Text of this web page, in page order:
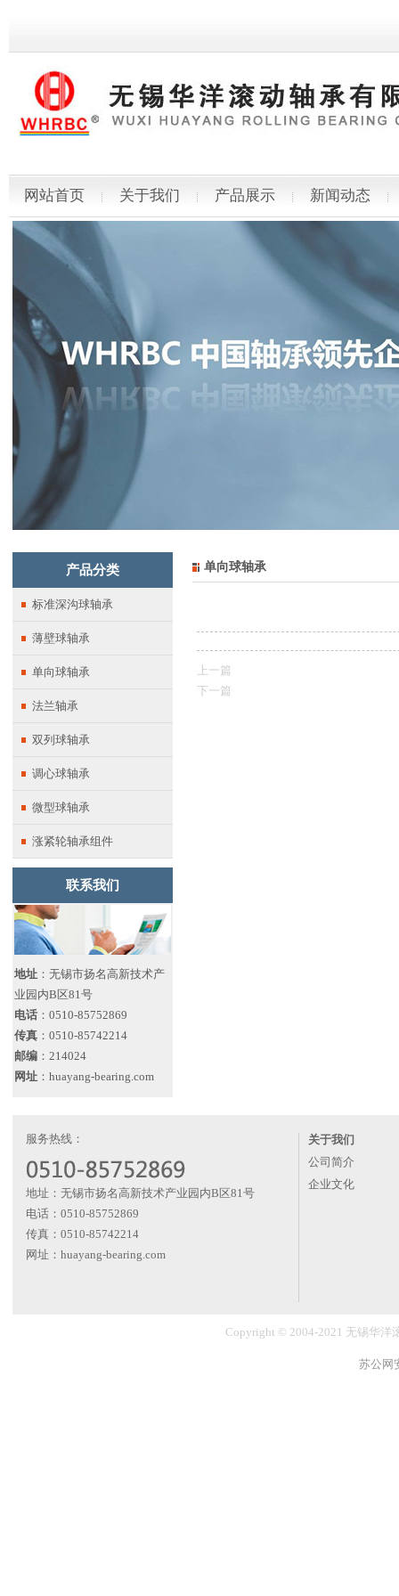
网站首页 关于我们 产品展示 新闻动态
产品分类
标准深沟球轴承
薄壁球轴承
单向球轴承
法兰轴承
双列球轴承
调心球轴承
微型球轴承
涨紧轮轴承组件
联系我们
地址 ：无锡市扬名高新技术产
业园内B区81号
电话 ：0510-85752869
传真 ：0510-85742214
邮编 ：214024
网址 ：huayang-bearing.com
单向球轴承
上一篇
下一篇
服务热线：
地址：无锡市扬名高新技术产业园内B区81号
电话：0510-85752869
传真：0510-85742214
网址：huayang-bearing.com
关于我们
公司简介
企业文化
Copyright © 2004-2021 无锡华洋
苏公网